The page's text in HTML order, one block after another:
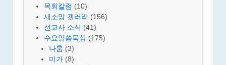
목회칼럼 (10)
새소망 갤러리 (156)
선교사 소식 (41)
수요말씀묵상 (175)
나훔 (3)
미가 (8)